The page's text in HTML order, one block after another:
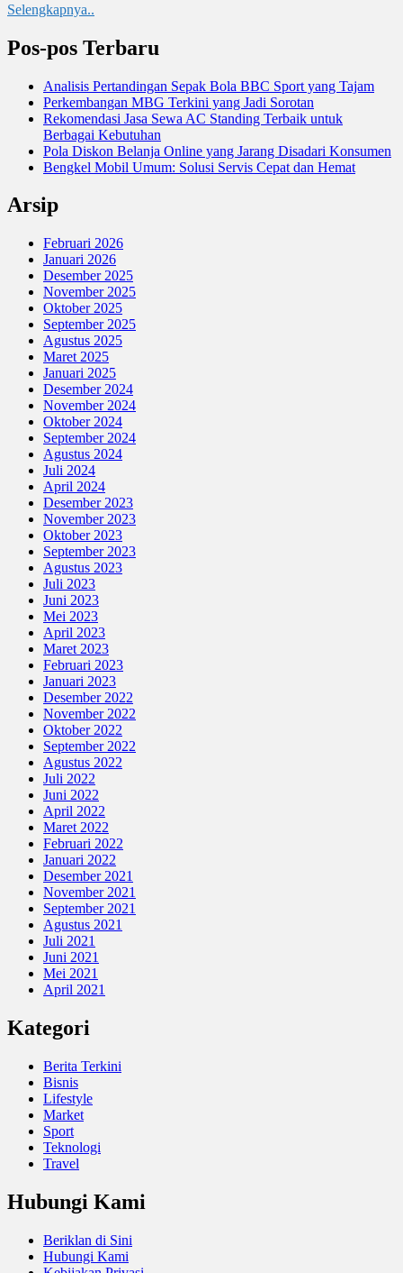
Selengkapnya..
Pos-pos Terbaru
Analisis Pertandingan Sepak Bola BBC Sport yang Tajam
Perkembangan MBG Terkini yang Jadi Sorotan
Rekomendasi Jasa Sewa AC Standing Terbaik untuk
Berbagai Kebutuhan
Pola Diskon Belanja Online yang Jarang Disadari Konsumen
Bengkel Mobil Umum: Solusi Servis Cepat dan Hemat
Arsip
Februari 2026
Januari 2026
Desember 2025
November 2025
Oktober 2025
September 2025
Agustus 2025
Maret 2025
Januari 2025
Desember 2024
November 2024
Oktober 2024
September 2024
Agustus 2024
Juli 2024
April 2024
Desember 2023
November 2023
Oktober 2023
September 2023
Agustus 2023
Juli 2023
Juni 2023
Mei 2023
April 2023
Maret 2023
Februari 2023
Januari 2023
Desember 2022
November 2022
Oktober 2022
September 2022
Agustus 2022
Juli 2022
Juni 2022
April 2022
Maret 2022
Februari 2022
Januari 2022
Desember 2021
November 2021
September 2021
Agustus 2021
Juli 2021
Juni 2021
Mei 2021
April 2021
Kategori
Berita Terkini
Bisnis
Lifestyle
Market
Sport
Teknologi
Travel
Hubungi Kami
Beriklan di Sini
Hubungi Kami